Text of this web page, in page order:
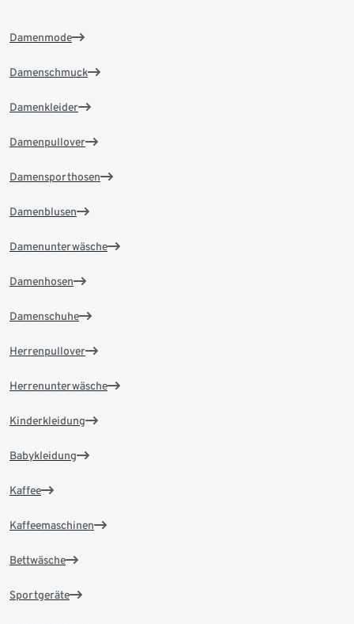
Damenmode
Damenschmuck
Damenkleider
Damenpullover
Damensporthosen
Damenblusen
Damenunterwäsche
Damenhosen
Damenschuhe
Herrenpullover
Herrenunterwäsche
Kinderkleidung
Babykleidung
Kaffee
Kaffeemaschinen
Bettwäsche
Sportgeräte